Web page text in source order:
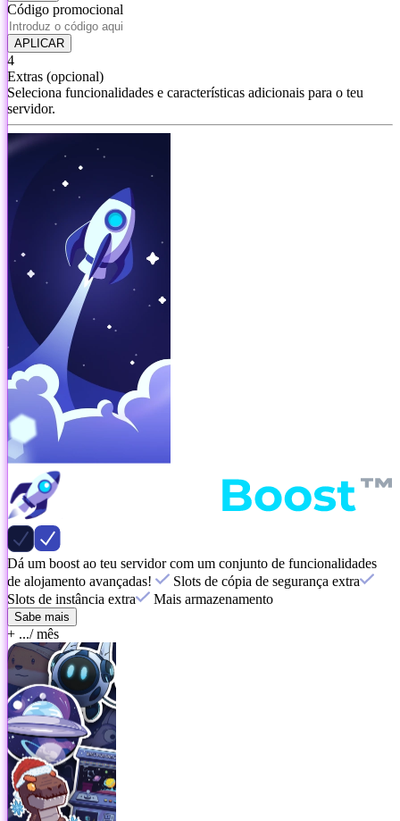
Código promocional
APLICAR
4
Extras (opcional)
Seleciona funcionalidades e características adicionais para o teu
servidor.
Dá um boost ao teu servidor com um conjunto de funcionalidades
de alojamento avançadas!
Slots de cópia de segurança extra
Slots de instância extra
Mais armazenamento
Sabe mais
+ .../ mês